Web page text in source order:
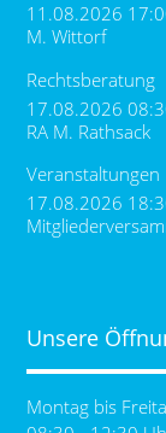
11.08.2026
M. Wittorf
Rechtsberatung
17.08.2026
RA M. Rathsack
Veranstaltungen
17.08.2026
Unsere
Montag bis